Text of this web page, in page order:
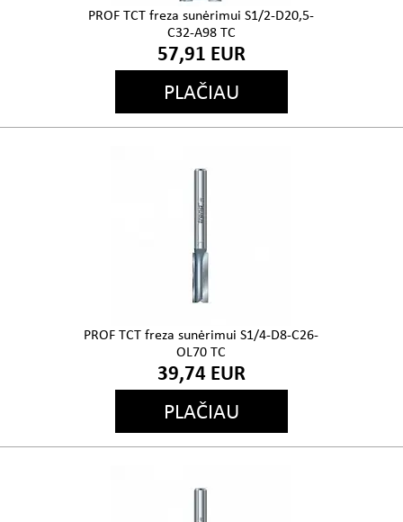
PROF TCT freza sunėrimui S1/2-D20,5-
C32-A98 TC
57,91 EUR
PLAČIAU
PROF TCT freza sunėrimui S1/4-D8-C26-
OL70 TC
39,74 EUR
PLAČIAU